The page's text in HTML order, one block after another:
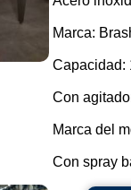
Marca:
Capacidad:
Con
Marca del
Con spray